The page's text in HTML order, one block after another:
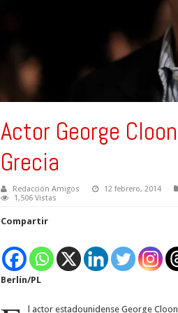
Actor George
Grecia
Redacción Amigos 12 febrero, 2014
1,506 Vistas
Compartir
Berlín/PL
l actor estadounidense George